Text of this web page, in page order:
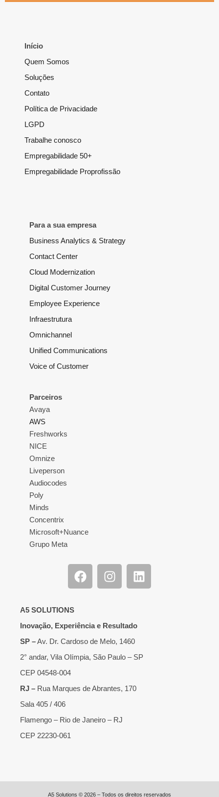
Início
Quem Somos
Soluções
Contato
Política de Privacidade
LGPD
Trabalhe conosco
Empregabilidade 50+
Empregabilidade Proprofissão
Para a sua empresa
Business Analytics & Strategy
Contact Center
Cloud Modernization
Digital Customer Journey
Employee Experience
Infraestrutura
Omnichannel
Unified Communications
Voice of Customer
Parceiros
Avaya
AWS
Freshworks
NICE
Omnize
Liveperson
Audiocodes
Poly
Minds
Concentrix
Microsoft+Nuance
Grupo Meta
A5 SOLUTIONS
Inovação, Experiência e Resultado
SP –Av. Dr. Cardoso de Melo, 1460
2° andar, Vila Olímpia, São Paulo – SP
CEP 04548-004
RJ – Rua Marques de Abrantes, 170
Sala 405 / 406
Flamengo – Rio de Janeiro – RJ
CEP 22230-061
A5 Solutions © 2026 – Todos os direitos reservados